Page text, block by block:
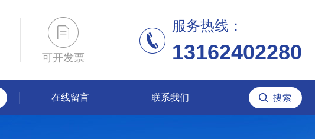
可开发票
服务热线：
13162402280
在线留言 联系我们